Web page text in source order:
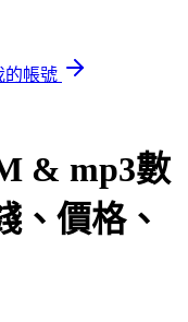
的帳號
& mp3數
、價格、